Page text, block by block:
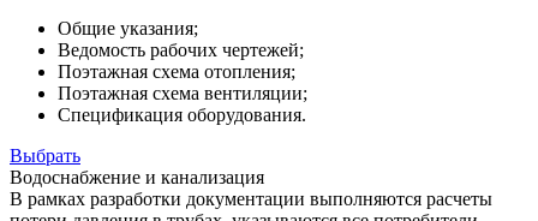
Общие указания;
Ведомость рабочих чертежей;
Поэтажная схема отопления;
Поэтажная схема вентиляции;
Спецификация оборудования.
Выбрать
Водоснабжение и канализация
В рамках разработки документации выполняются расчеты